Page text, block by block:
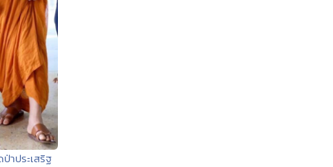
าประเสริฐ